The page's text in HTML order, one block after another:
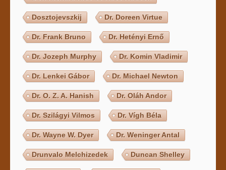
Dosztojevszkij Dr. Doreen Virtue
Dr. Frank Bruno Dr. Hetényi Ernő
Dr. Jozeph Murphy Dr. Komin Vladimir
Dr. Lenkei Gábor Dr. Michael Newton
Dr. O. Z. A. Hanish Dr. Oláh Andor
Dr. Szilágyi Vilmos Dr. Vígh Béla
Dr. Wayne W. Dyer Dr. Weninger Antal
Drunvalo Melchizedek Duncan Shelley